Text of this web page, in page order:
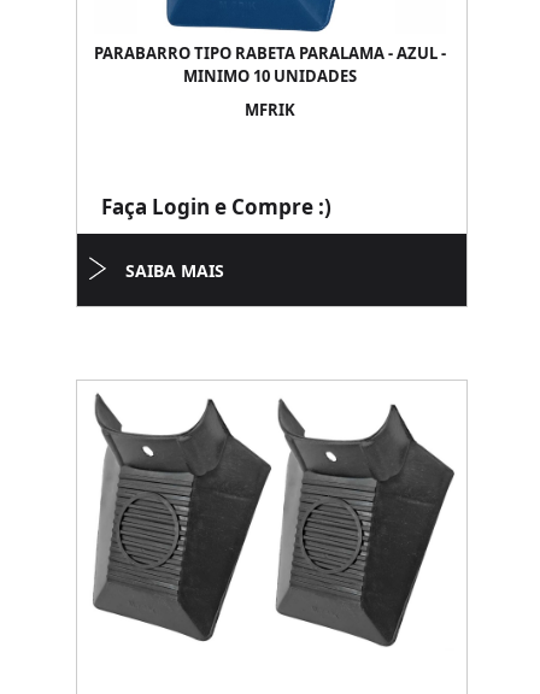
PARABARRO TIPO RABETA PARALAMA - AZUL -
MINIMO 10 UNIDADES
MFRIK
Faça Login e Compre :)
SAIBA MAIS